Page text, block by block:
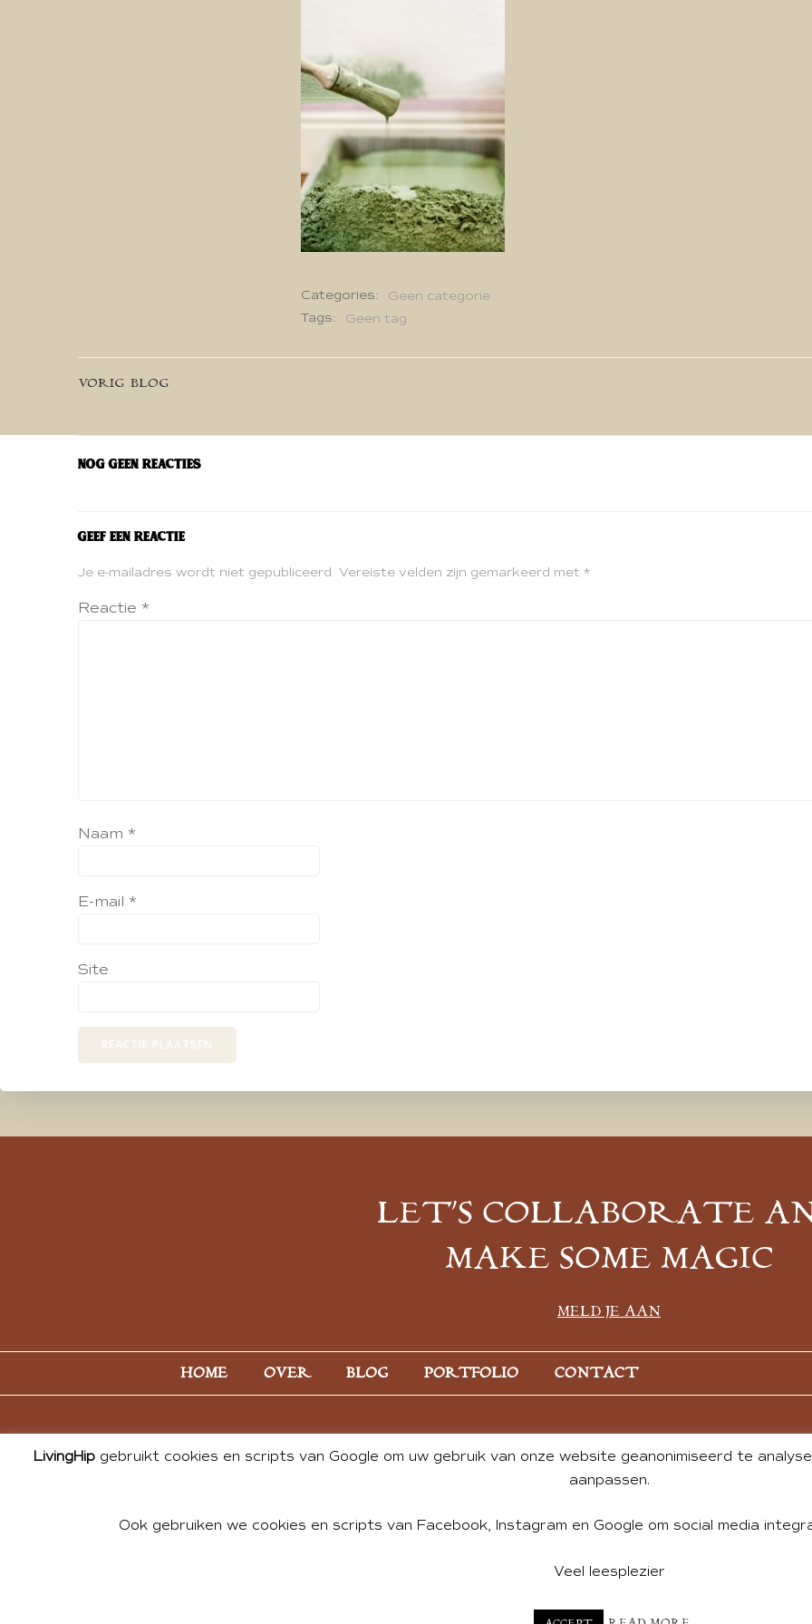
Categories:
Geen categorie
Tags:
Geen tag
Bericht
navigatie
VORIG BLOG
Nog geen reacties
Geef een reactie
Je e-mailadres wordt niet gepubliceerd. Vereiste velden zijn gemarkeerd met *
Reactie *
Naam *
E-mail *
Site
LET’S COLLABORATE
MAKE SOME MAGIC
MELD JE AAN
HOME OVER BLOG PORTFOLIO CONTACT
© 2026 ALL PHOTOS & CONTENT BY ANDREA DE GROOT. WEBSITE DESIGN BY
LivingHip gebruikt cookies en scripts van Google om uw gebruik van onze website geanonimiseerd te
aanpassen.
Ook gebruiken we cookies en scripts van Facebook, Instagram en Google om social media
Veel leesplezier